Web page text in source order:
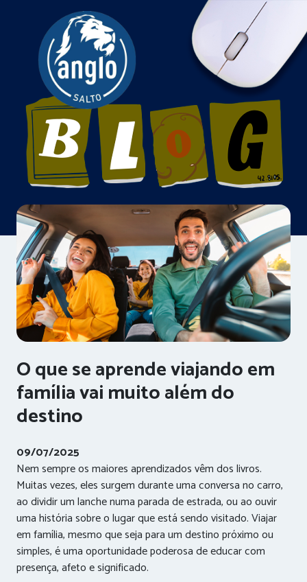
O que se aprende viajando em
família vai muito além do
destino
09/07/2025
Nem sempre os maiores aprendizados vêm dos livros.
Muitas vezes, eles surgem durante uma conversa no carro,
ao dividir um lanche numa parada de estrada, ou ao ouvir
uma história sobre o lugar que está sendo visitado. Viajar
em família, mesmo que seja para um destino próximo ou
simples, é uma oportunidade poderosa de educar com
presença, afeto e significado.